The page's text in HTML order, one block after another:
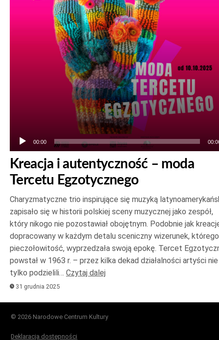
00:00
Kreacja i autentyczność – moda
Tercetu Egzotycznego
Charyzmatyczne trio inspirujące się muzyką
zapisało się w historii polskiej sceny muzycznej jako zespół,
który nikogo nie pozostawiał obojętnym. Podobnie jak
dopracowany w każdym detalu sceniczny wizerunek, którego
pieczołowitość, wyprzedzała swoją epokę. Tercet
powstał w 1963 r. – przez kilka dekad działalności artyści nie
tylko podzielili… Czytaj dalej
31 grudnia 2025
© 2026 Narodowe Centrum Kultury
Deklaracja dostępności